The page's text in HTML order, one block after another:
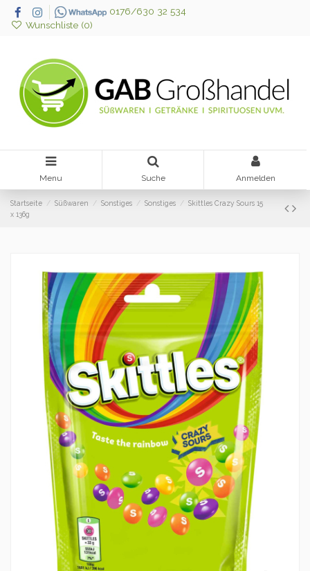
0176/630 32 534
Wunschliste (0)
Menu Suche Anmelden
Startseite Süßwaren Sonstiges Sonstiges
Skittles Crazy Sours 15
x 136g